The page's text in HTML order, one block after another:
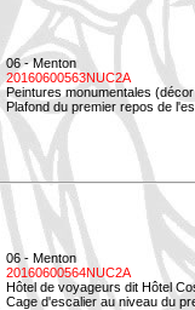
06 - Menton
20160600563NUC2A
Peintures monumentales
Plafond du premier repos de
06 - Menton
20160600564NUC2A
Hôtel de voyageurs dit Hôtel
Cage d'escalier au niveau du